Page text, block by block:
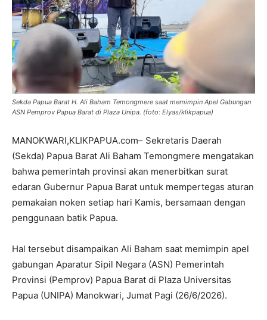
Sekda Papua Barat H. Ali Baham Temongmere saat memimpin Apel Gabungan
ASN Pemprov Papua Barat di Plaza Unipa. (foto: Elyas/klikpapua)
MANOKWARI,KLIKPAPUA.com– Sekretaris Daerah
(Sekda) Papua Barat Ali Baham Temongmere mengatakan
bahwa pemerintah provinsi akan menerbitkan surat
edaran Gubernur Papua Barat untuk mempertegas aturan
pemakaian noken setiap hari Kamis, bersamaan dengan
penggunaan batik Papua.
Hal tersebut disampaikan Ali Baham saat memimpin apel
gabungan Aparatur Sipil Negara (ASN) Pemerintah
Provinsi (Pemprov) Papua Barat di Plaza Universitas
Papua (UNIPA) Manokwari, Jumat Pagi (26/6/2026).